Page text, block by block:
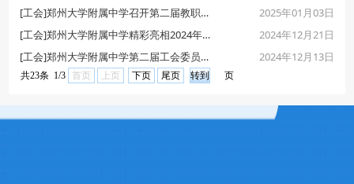
[工会]郑州大学附属中学召开第二届教职工（工会会员）代表大会第一次会议
2025年01月03日
[工会]郑州大学附属中学精彩亮相2024年郑州大学教职工文艺汇演
2024年12月21日
[工会]郑州大学附属中学第二届工会委员会第二次会议在文化路校区召开
2024年12月13日
共23条 1/3 首页 上页 下页 尾页 页